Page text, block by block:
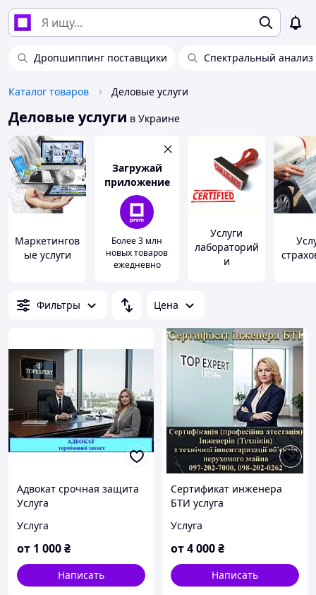
Дропшиппинг поставщики Спектральный анализ
Каталог товаров Деловые услуги
Деловые услуги в Украине
Маркетингов
ые услуги
Загружай
приложение
Более 3 млн
новых товаров
ежедневно
Услуги
лабораторий
и
Фильтры Цена
Адвокат срочная защита
Услуга
Услуга
от 1 000₴
Написать
Сертификат инженера
БТИ услуга
Услуга
от4 000₴
Написать